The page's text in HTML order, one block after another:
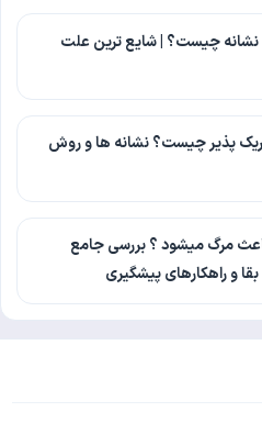
چیست؟ | شایع ترین علت
پذیر چیست؟ نشانه ها و روش
مرگ میشود ؟ بررسی جامع
و راهکارهای پیشگیری